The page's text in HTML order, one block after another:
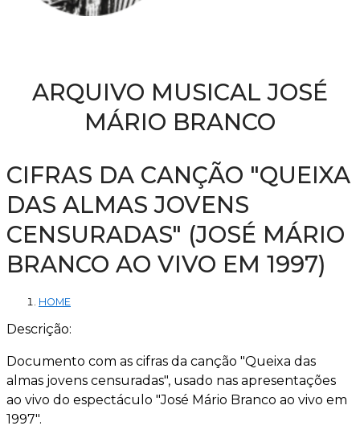
ARQUIVO MUSICAL JOSÉ
MÁRIO BRANCO
CIFRAS DA CANÇÃO "QUEIXA
DAS ALMAS JOVENS
CENSURADAS" (JOSÉ MÁRIO
BRANCO AO VIVO EM 1997)
HOME
Descrição:
Documento com as cifras da canção "Queixa das
almas jovens censuradas", usado nas apresentações
ao vivo do espectáculo "José Mário Branco ao vivo em
1997".